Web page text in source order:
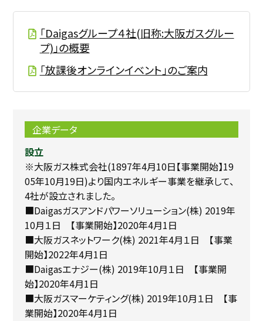
「Daigasグループ４社(旧称:大阪ガスグルー
プ)」の概要
「放課後オンラインイベント」のご案内
企業データ
設立
※大阪ガス株式会社(1897年4月10日【事業開始】19
05年10月19日)より国内エネルギー事業を継承して、
4社が設立されました。
■Daigasガスアンドパワーソリューション(株) 2019年
10月１日 【事業開始】2020年4月1日
■大阪ガスネットワーク(株) 2021年4月１日 【事業
開始】2022年4月1日
■Daigasエナジー(株) 2019年10月１日 【事業開
始】2020年4月1日
■大阪ガスマーケティング(株) 2019年10月１日 【事
業開始】2020年4月1日